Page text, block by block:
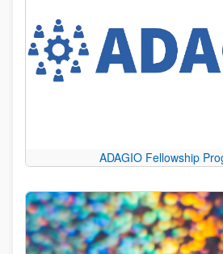
ADAGIO Fellowship